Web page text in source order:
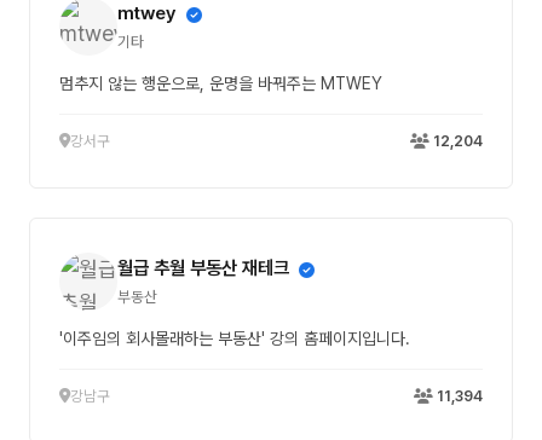
mtwey
기타
멈추지 않는 행운으로, 운명을 바꿔주는 MTWEY
강서구 12,204
월급 추월 부동산 재테크
부동산
'이주임의 회사몰래하는 부동산' 강의 홈페이지입니다.
강남구 11,394